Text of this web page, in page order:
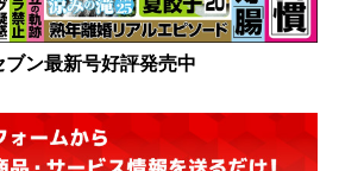
ブン最新号好評発売中